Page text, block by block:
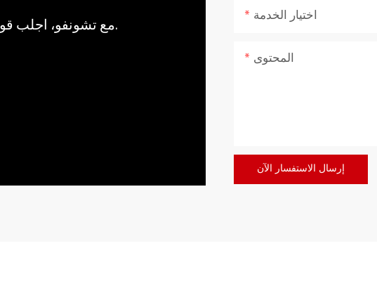
مع تشونفو، اجلب قوة وهدوء الطبيعة إلى منزلك.
اختيار الخدمة
المحتوى
إرسال الاستفسار الآن